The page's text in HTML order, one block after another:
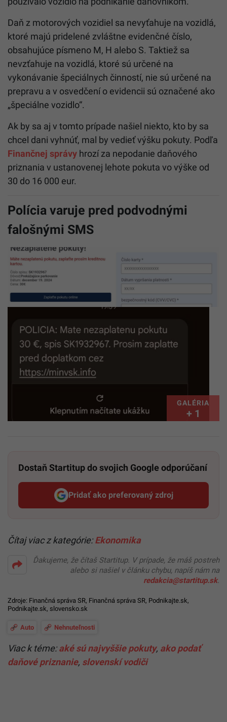
Daň z motorových vozidiel sa nevyťahuje na vozidlá,
ktoré majú pridelené zvláštne evidenčné číslo,
obsahujúce písmeno M, H alebo S. Taktiež sa
nevzťahuje na vozidlá, ktoré sú určené na
vykonávanie špeciálnych činností, nie sú určené na
prepravu a v osvedčení o evidencii sú označené ako
„špeciálne vozidlo“.
Ak by sa aj v tomto prípade našiel niekto, kto by sa
chcel dani vyhnúť, mal by vedieť výšku pokuty. Podľa
Finančnej správy hrozí za nepodanie daňového
priznania v ustanovenej lehote pokuta vo výške od
30 do 16 000 eur.
Polícia varuje pred podvodnými
falošnými SMS
GALÉRIA
+ 1
Dostaň Startitup do svojich Google odporúčaní
Pridať ako preferovaný zdroj
Startitup, odkaz sa otvorí v
Čítaj viac z kategórie:Ekonomika
Ďakujeme, že čítaš Startitup. V prípade, že máš postreh
alebo si našiel v článku chybu, napíš nám na
redakcia@startitup.sk.
Zdroje: Finančná správa SR, Finančná správa SR, Podnikajte.sk,
Podnikajte.sk, slovensko.sk
Auto Nehnuteľnosti
Viac k téme:aké sú najvyššie pokuty, ako podať
daňové priznanie, slovenskí vodiči